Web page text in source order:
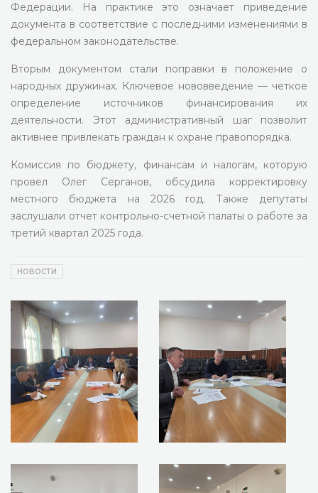
Федерации. На практике это означает приведение
документа в соответствие с последними изменениями в
федеральном законодательстве.
Вторым документом стали поправки в положение о
народных дружинах. Ключевое нововведение — четкое
определение источников финансирования их
деятельности. Этот административный шаг позволит
активнее привлекать граждан к охране правопорядка.
Комиссия по бюджету, финансам и налогам, которую
провел Олег Серганов, обсудила корректировку
местного бюджета на 2026 год. Также депутаты
заслушали отчет контрольно-счетной палаты о работе за
третий квартал 2025 года.
НОВОСТИ